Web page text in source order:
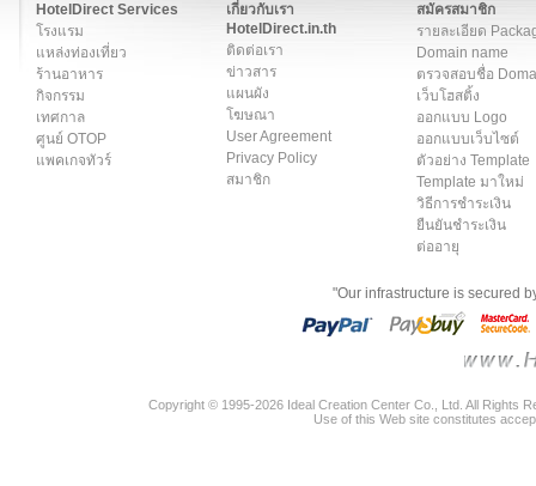
HotelDirect Services
โรงแรม
แหล่งท่องเที่ยว
ร้านอาหาร
กิจกรรม
เทศกาล
ศูนย์ OTOP
แพคเกจทัวร์
เกี่ยวกับเรา
HotelDirect.in.th
ติดต่อเรา
ข่าวสาร
แผนผัง
โฆษณา
User Agreement
Privacy Policy
สมาชิก
สมัครสมาชิก
รายละเอียด
Domain name
ตรวจสอบชื่อ
เว็บโฮสติ้ง
ออกแบบ Logo
ออกแบบเว็บไซต์
ตัวอย่าง Template
Template มาใหม่
วิธีการชำระเงิน
ยืนยันชำระเงิน
ต่ออายุ
"Our infrastructure is secured
Copyright © 1995-2026 Ideal Creation Center Co., Ltd. All Rights
Use of this Web site constitutes